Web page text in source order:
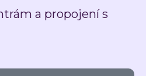
a propojení s